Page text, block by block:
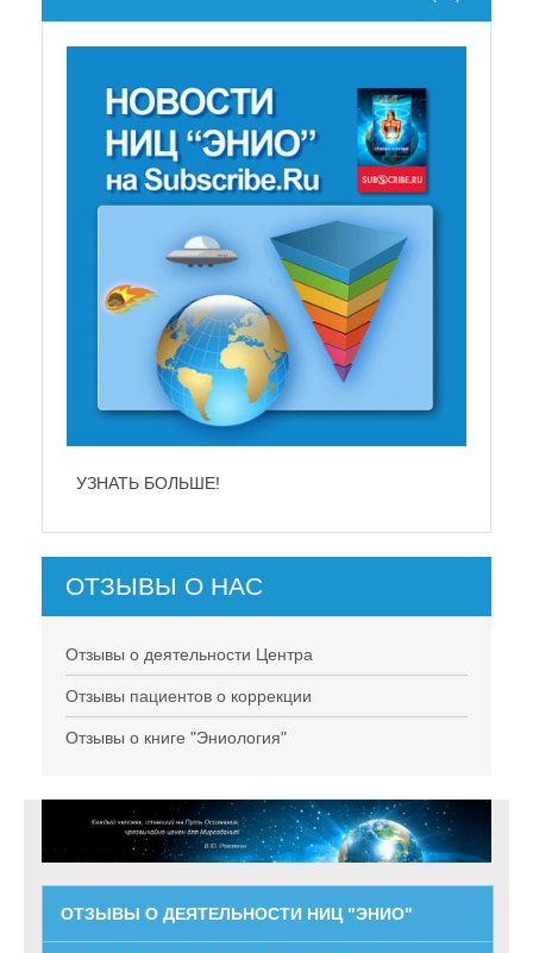
УЗНАТЬ БОЛЬШЕ!
ОТЗЫВЫ О НАС
Отзывы о деятельности Центра
Отзывы пациентов о коррекции
Отзывы о книге "Эниология"
ОТЗЫВЫ О ДЕЯТЕЛЬНОСТИ НИЦ "ЭНИО"